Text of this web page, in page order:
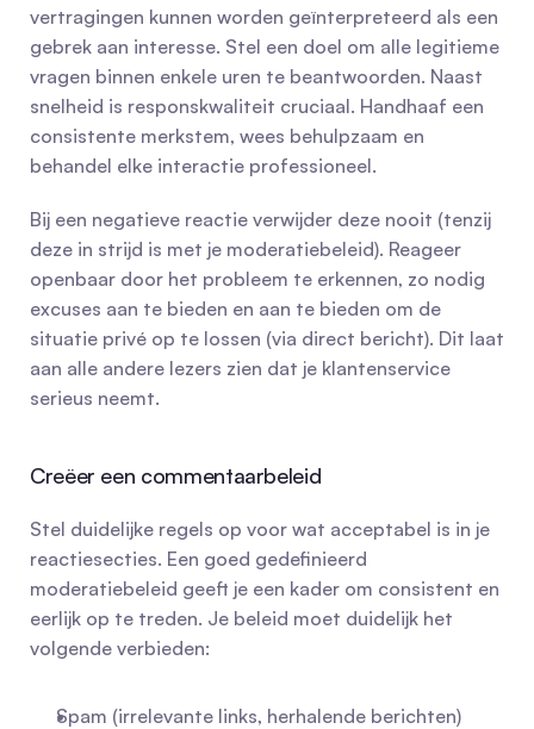
vertragingen kunnen worden geïnterpreteerd als een
gebrek aan interesse. Stel een doel om alle legitieme
vragen binnen enkele uren te beantwoorden. Naast
snelheid is responskwaliteit cruciaal. Handhaaf een
consistente merkstem, wees behulpzaam en
behandel elke interactie professioneel.
Bij een negatieve reactie verwijder deze nooit (tenzij
deze in strijd is met je moderatiebeleid). Reageer
openbaar door het probleem te erkennen, zo nodig
excuses aan te bieden en aan te bieden om de
situatie privé op te lossen (via direct bericht). Dit laat
aan alle andere lezers zien dat je klantenservice
serieus neemt.
Creëer een commentaarbeleid
Stel duidelijke regels op voor wat acceptabel is in je
reactiesecties. Een goed gedefinieerd
moderatiebeleid geeft je een kader om consistent en
eerlijk op te treden. Je beleid moet duidelijk het
volgende verbieden:
Spam (irrelevante links, herhalende berichten)